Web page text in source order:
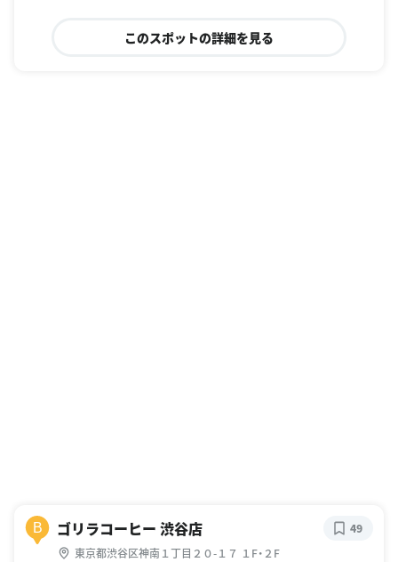
このスポットの詳細を見る
B ゴリラコーヒー 渋谷店
東京都渋谷区神南１丁目２０-１７ １F・２F
49